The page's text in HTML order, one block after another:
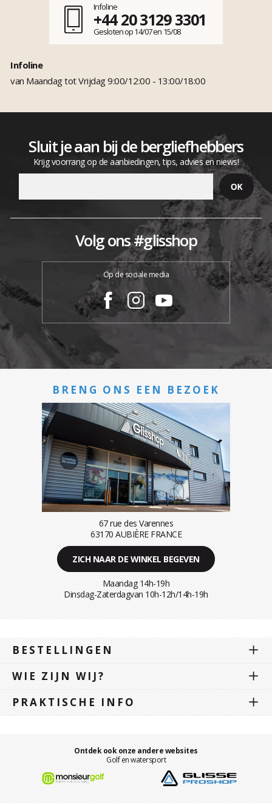
Infoline
+44 20 3129 3301
Gesloten op 14/07 en 15/08
Infoline
van Maandag tot Vrijdag 9:00/12:00 - 13:00/18:00
Sluit je aan bij de bergliefhebbers
Krijg voorrang op de aanbiedingen, tips, advies en niews!
Volg ons #glisshop
Op de sociale media
BRENG ONS EEN BEZOEK
67 rue des Varennes
63170 AUBIÈRE FRANCE
ZICH NAAR DE WINKEL BEGEVEN
Maandag 14h-19h
Dinsdag-Zaterdagvan 10h-12h/14h-19h
BESTELLINGEN
WIE ZIJN WIJ?
PRAKTISCHE INFO
Ontdek ook onze andere websites
Golf en watersport